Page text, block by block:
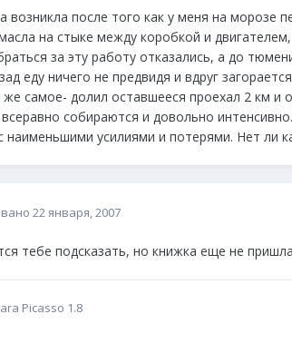
возникла после того как у меня на морозе
на стыке между коробкой и
за эту работу отказались, а до
еду ничего не предвидя и вдруг
самое- долил оставшееся проехал 2 км
собираются и довольно
наименьшими усилиями и потерями. Нет ли
22 января, 2007
тебе подсказать, но книжка еще не
Picasso 1.8